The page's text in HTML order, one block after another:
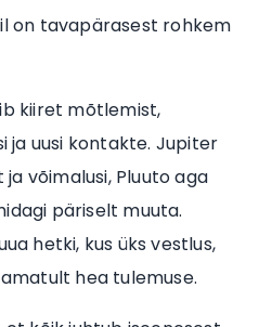
on tavapärasest rohkem
kiiret mõtlemist,
ja uusi kontakte. Jupiter
võimalusi, Pluuto aga
päriselt muuta.
hetki, kus üks vestlus,
hea tulemuse.